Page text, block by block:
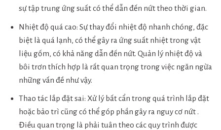
sự tập trung ứng suất có thể dẫn đến nứt theo thời gian.
Nhiệt độ quá cao: Sự thay đổi nhiệt độ nhanh chóng, đặc
biệt là quá lạnh, có thể gây ra ứng suất nhiệt trong vật
liệu gốm, có khả năng dẫn đến nứt. Quản lý nhiệt độ và
bôi trơn thích hợp là rất quan trọng trong việc ngăn ngừa
những vấn đề như vậy.
Thao tác lắp đặt sai: Xử lý bất cẩn trong quá trình lắp đặt
hoặc bảo trì cũng có thể góp phần gây ra nguy cơ nứt .
Điều quan trọng là phải tuân theo các quy trình được